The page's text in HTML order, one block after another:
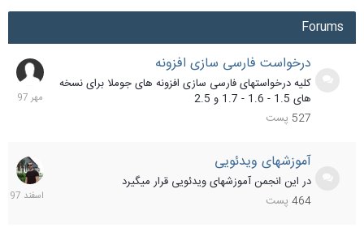
Forums
درخواست فارسی سازی افزونه
کلیه درخواستهای فارسی سازی افزونه های جوملا برای نسخه
های 1.5 - 1.6 - 1.7 و 2.5
527 پست
آموزشهای ویدئویی
در این انجمن آموزشهای ویدئویی قرار میگیرد
464 پست